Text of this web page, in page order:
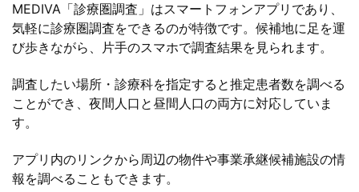
MEDIVA「診療圏調査」はスマートフォンアプリであり、
気軽に診療圏調査をできるのが特徴です。候補地に足を運
び歩きながら、片手のスマホで調査結果を見られます。
調査したい場所・診療科を指定すると推定患者数を調べる
ことができ、夜間人口と昼間人口の両方に対応していま
す。
アプリ内のリンクから周辺の物件や事業承継候補施設の情
報を調べることもできます。